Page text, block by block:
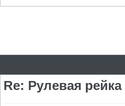
Re: Рулевая рейка